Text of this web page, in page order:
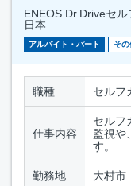
ENEOS Dr.Driveセ
日本
アルバイト・パート その
職種 セルフ
仕事内容
セルフ
監視や
す。
勤務地 大村市